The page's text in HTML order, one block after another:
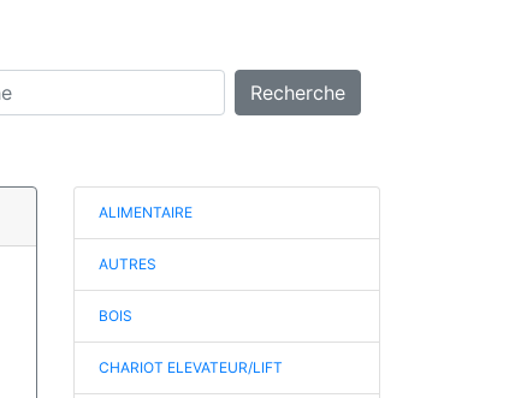
Recherche
ALIMENTAIRE
AUTRES
BOIS
CHARIOT ELEVATEUR/LIFT